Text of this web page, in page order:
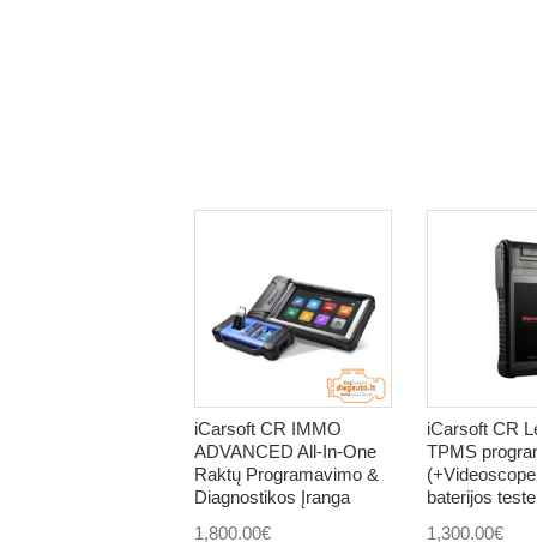
iCarsoft CR IMMO
ADVANCED All-In-One
Raktų Programavimo &
Diagnostikos Įranga
1,800.00€
iCarsoft CR
TPMS
baterijos
1,300.00€